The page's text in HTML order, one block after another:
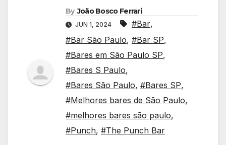
By João Bosco Ferrari
JUN 1, 2024 #Bar,
#Bar São Paulo, #Bar SP,
#Bares em São Paulo SP,
#Bares S Paulo,
#Bares São Paulo, #Bares SP,
#Melhores bares de São Paulo,
#melhores bares são paulo,
#Punch, #The Punch Bar